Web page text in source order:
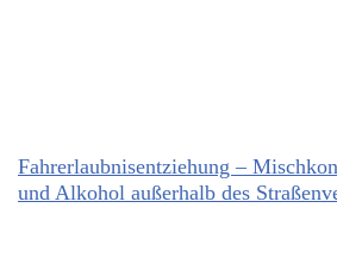
Fahrerlaubnisentziehung –
und Alkohol außerhalb des